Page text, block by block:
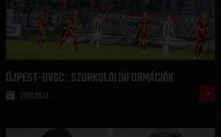
ÚJPEST-DVSC: SZURKOLÓI INFORMÁCIÓK
2018.09.12.